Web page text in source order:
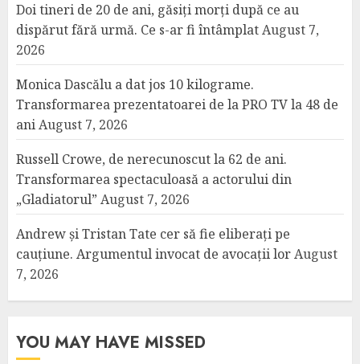
Doi tineri de 20 de ani, găsiți morți după ce au
dispărut fără urmă. Ce s-ar fi întâmplatAugust 7,
2026
Monica Dascălu a dat jos 10 kilograme.
Transformarea prezentatoarei de la PRO TV la 48 de
aniAugust 7, 2026
Russell Crowe, de nerecunoscut la 62 de ani.
Transformarea spectaculoasă a actorului din
„Gladiatorul” August 7, 2026
Andrew și Tristan Tate cer să fie eliberați pe
cauțiune. Argumentul invocat de avocații lorAugust
7, 2026
YOU MAY HAVE MISSED